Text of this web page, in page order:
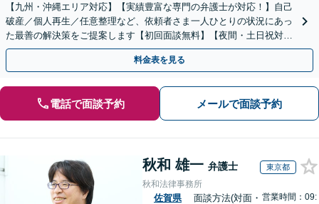
【九州・沖縄エリア対応】【実績豊富な専門の弁護士が対応！】自己
破産／個人再生／任意整理など、依頼者さま一人ひとりの状況にあっ
た最善の解決策をご提案します【初回面談無料】【夜間・土日祝対応
可】【ビデオ面談可】
料金表を見る
電話で面談予約 メールで面談予約
秋和 雄一 弁護士 東京都
秋和法律事務所
佐賀県
面談方法(対面・ 営業時間：09: